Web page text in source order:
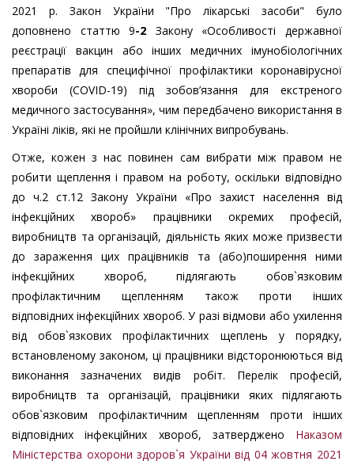
2021 р. Закон України "Про лікарські засоби" було
доповнено статтю 9-2 Закону «Особливості державної
реєстрації вакцин або інших медичних імунобіологічних
препаратів для специфічної профілактики коронавірусної
хвороби (COVID-19) під зобов’язання для екстреного
медичногозастосування», чим передбачено використання в
Україні ліків, які не пройшли клінічних випробувань.
Отже, кожен з нас повинен сам вибрати між правом не
робити щеплення і правом на роботу, оскільки відповідно
до ч.2 ст.12 Закону України «Про захист населення від
інфекційних хвороб»
працівники окремих професій,
виробництв та організацій, діяльність яких може призвести
до зараження цих працівників та (або)поширення ними
інфекційних хвороб, підлягають обов`язковим
профілактичним щепленням також проти інших
відповідних інфекційних хвороб. У разі відмови або ухилення
від обов`язкових профілактичних щеплень у порядку,
встановленому законом, ці працівники відсторонюються від
виконання зазначених видів робіт. Перелік професій,
виробництв та організацій, працівники яких підлягають
обов`язковим профілактичним щепленням проти інших
відповідних інфекційних хвороб, затверджено Наказом
Міністерства охорони здоров`я України від 04 жовтня 2021